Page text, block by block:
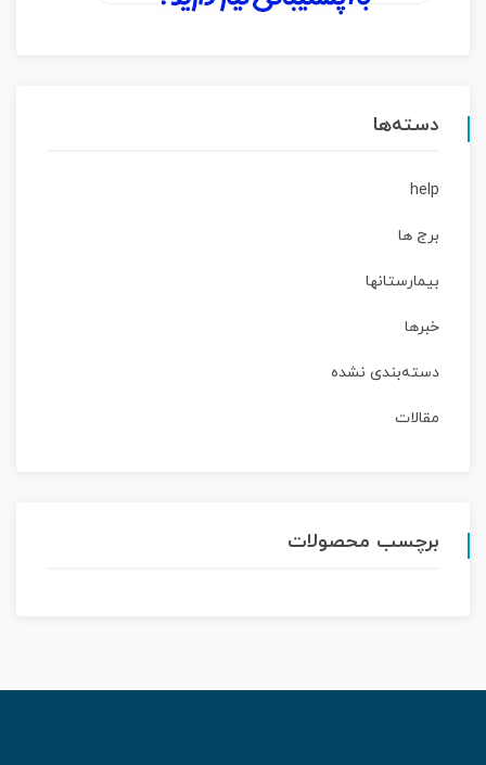
دسته‌ها
help
برج ها
بیمارستانها
خبرها
دسته‌بندی نشده
مقالات
برچسب محصولات